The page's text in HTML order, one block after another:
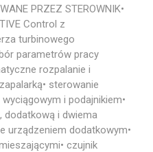
PRZEZ STEROWNIK•
Control z
turbinowego
parametrów pracy
rozpalanie i
sterowanie
i podajnikiem•
dodatkową i dwiema
urządzeniem dodatkowym•
czujnik